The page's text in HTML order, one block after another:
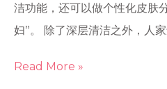
洁功能，还可以做个性化皮肤
妇”。 除了深层清洁之外，人
Read More »